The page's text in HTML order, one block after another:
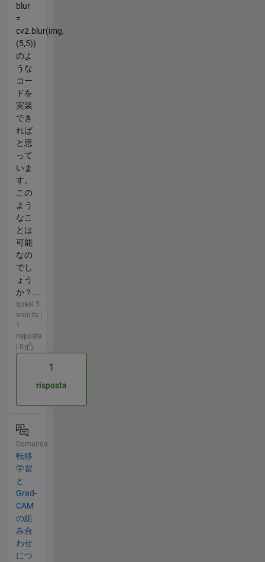
blur
=
cv2.blur(img,
(5,5))
のよ
うな
コー
ドを
実装
でき
れば
と思
って
いま
す。
この
よう
なこ
とは
可能
なの
でし
ょう
か？...
quasi 5
anni fa |
1
risposta
| 0
1
risposta
Domanda
転移
学習
と
Grad-
CAM
の組
み合
わせ
につ